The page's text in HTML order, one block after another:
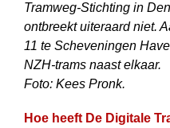
Tramweg-Stichting in
ontbreekt uiteraard niet.
11 te Scheveningen
NZH-trams naast elkaar.
Foto: Kees Pronk.
Hoe heeft De Digitale